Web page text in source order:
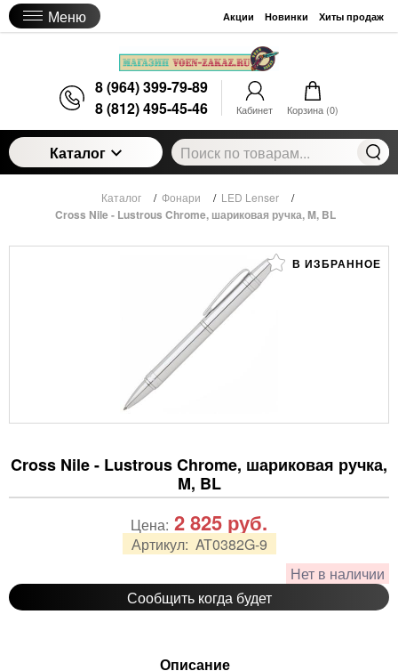
Меню Акции Новинки Хиты продаж
8 (964) 399-79-89
8 (812) 495-45-46
Кабинет Корзина (0)
Каталог
Каталог / Фонари / LED Lenser /
Cross Nile - Lustrous Chrome, шариковая ручка, M, BL
В ИЗБРАННОЕ
Cross Nile - Lustrous Chrome, шариковая ручка,
M, BL
Артикул: AT0382G-9
Нет в наличии
Сообщить когда будет
Цена: 2 825 руб.
Описание